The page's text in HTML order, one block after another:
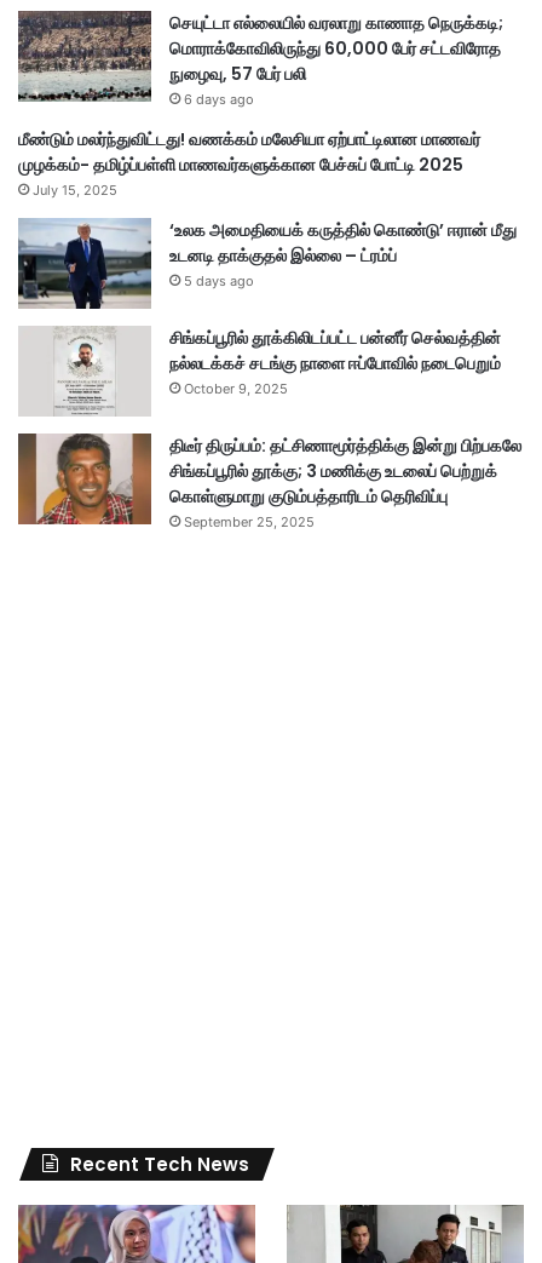
ல்
லி
ய
ன்
ரு
மா
ன
த்
தை
ஒ
ப்
ப
செயுட்டா எல்லையில் வரலாறு காணாத நெருக்கடி;
மொராக்கோவிலிருந்து 60,000 பேர் சட்டவிரோத
நுழைவு, 57 பேர் பலி
6 days ago
மீண்டும் மலர்ந்துவிட்டது! வணக்கம் மலேசியா ஏற்பாட்டிலான மாணவர்
முழக்கம்- தமிழ்ப்பள்ளி மாணவர்களுக்கான பேச்சுப் போட்டி 2025
July 15, 2025
‘உலக அமைதியைக் கருத்தில் கொண்டு’ ஈரான் மீது
உடனடி தாக்குதல் இல்லை – ட்ரம்ப்
5 days ago
சிங்கப்பூரில் தூக்கிலிடப்பட்ட பன்னீர் செல்வத்தின்
நல்லடக்கச் சடங்கு நாளை ஈப்போவில் நடைபெறும்
October 9, 2025
திடீர் திருப்பம்: தட்சிணாமூர்த்திக்கு இன்று பிற்பகலே
சிங்கப்பூரில் தூக்கு; 3 மணிக்கு உடலைப் பெற்றுக்
கொள்ளுமாறு குடும்பத்தாரிடம் தெரிவிப்பு
September 25, 2025
Recent Tech News